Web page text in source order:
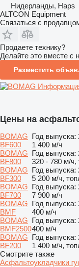
Нидерланды, Haps
ALTCON Equipment
Связаться с
Продаете технику?
Делайте это вместе с
Разместить
Цены на
BOMAG
BF600
Год выпуска:
1 400 м/ч
BOMAG
BF800
Год выпуска:
320 - 780 м/ч,
BOMAG
BF300
Год выпуска:
5 200 м/ч,
BOMAG
BF700
Год выпуска:
7 900 м/ч
BOMAG
BMF
Год выпуска:
400 м/ч
BOMAG
BMF2500
Год выпуска:
400 м/ч
BOMAG
BF200
Год выпуска:
1 400 м/ч,
Смотрите также
Асфальтоукладчики